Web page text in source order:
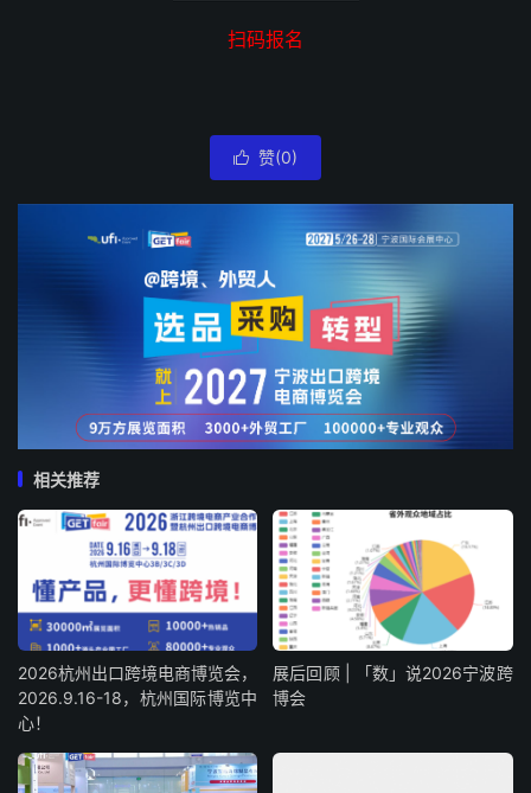
扫码报名
 赞(0)
相关推荐
2026杭州出口跨境电商博览会，
2026.9.16-18，杭州国际博览中
心！
展后回顾 | 「数」说2026宁波跨
博会